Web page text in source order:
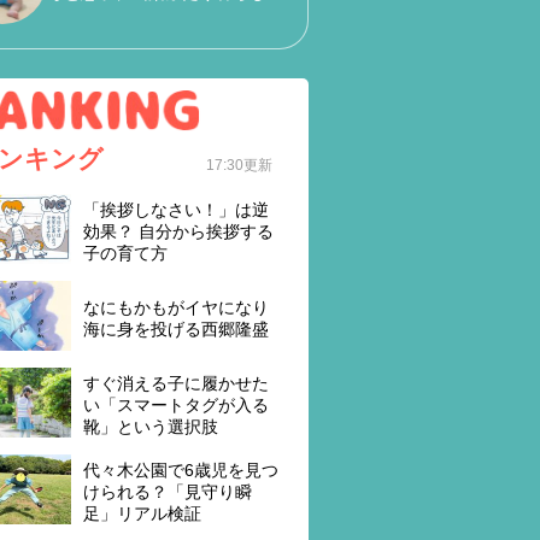
キング 17:30更新
「挨拶しなさい！」は逆
効果？ 自分から挨拶する
子の育て方
なにもかもがイヤになり
海に身を投げる西郷隆盛
すぐ消える子に履かせた
い「スマートタグが入る
靴」という選択肢
代々木公園で6歳児を見つ
けられる？「見守り瞬
足」リアル検証